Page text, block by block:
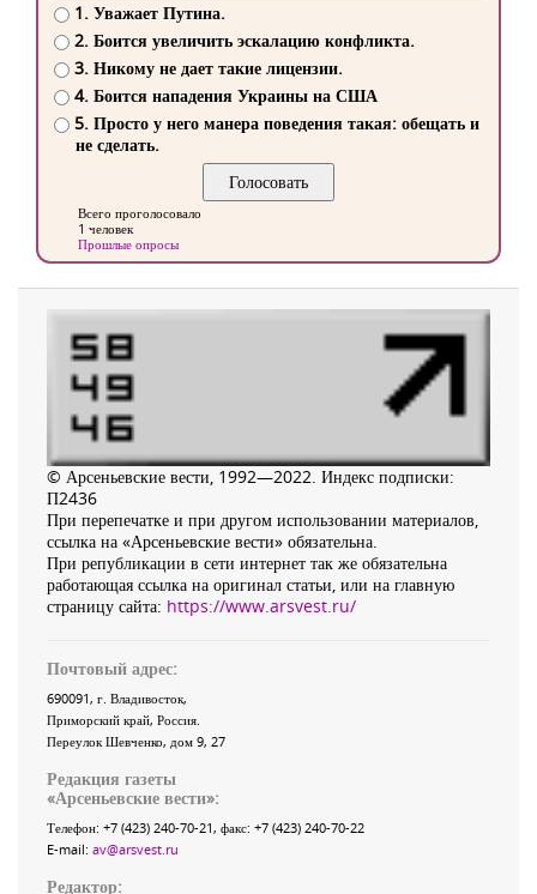
1. Уважает Путина.
2. Боится увеличить эскалацию конфликта.
3. Никому не дает такие лицензии.
4. Боится нападения Украины на США
5. Просто у него манера поведения такая: обещать и
не сделать.
Всего проголосовало
1 человек
Прошлые опросы
© Арсеньевские вести, 1992—2022. Индекс подписки:
П2436
При перепечатке и при другом использовании материалов,
ссылка на «Арсеньевские вести» обязательна.
При републикации в сети интернет так же обязательна
работающая ссылка на оригинал статьи, или на главную
страницу сайта: https://www.arsvest.ru/
Почтовый адрес:
690091, г. Владивосток,
Приморский край, Россия
Переулок Шевченко, дом 9, 27
Редакция газеты
«Арсеньевские вести»:
Телефон: +7 (423) 240-70-21, факс: +7 (423) 240-70-22
E-mail: av@arsvest.ru
Редактор: